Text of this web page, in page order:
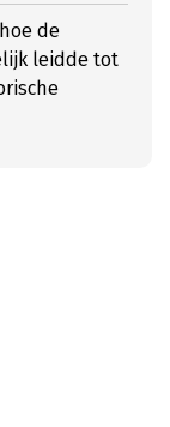
de
leidde tot